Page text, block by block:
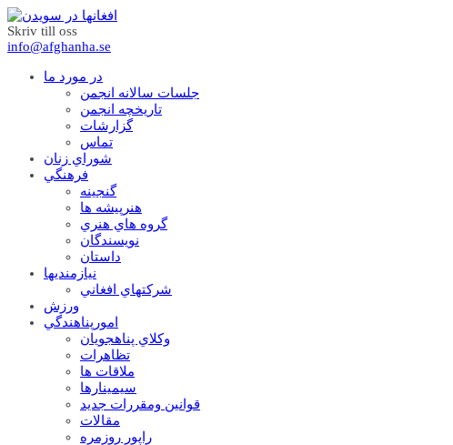
Skriv till oss
info@afghanha.se
در مورد ما
جلسات سالانه انجمن
تاریخچه انجمن
گزارشات
تماس
شوراي زنان
فرهنگي
گنجينه
هنرپيشه ها
گروه هاي هنري
نويسندگان
داستان
نيازمنديها
شرکتهاي افغاني
ورزش
امورپناهندگي
وکلاي پناهجويان
تظاهرات
ملاقات ها
سيمينارها
قوانين ومقررات جديد
مقالات
راپور روزمره